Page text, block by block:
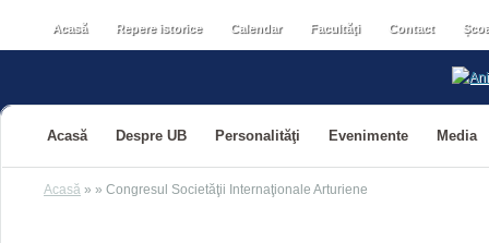
Acasă Repere istorice Calendar Facultăţi Contact
Acasă Despre UB Personalităţi Evenimente Media
Acasă » » Congresul Societăţii Internaţionale Arturiene